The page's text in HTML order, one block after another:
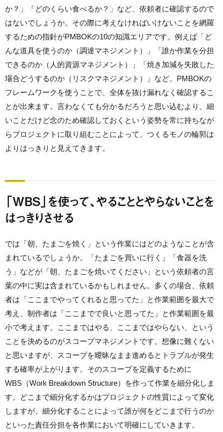
か？」「どのくらい食べるか？」など、依頼者に確認するので
はないでしょうか。その際に考えなければいけないことを網羅
するための指針がPMBOKの10の知識エリアです。例えば「ど
んな道具を使うのか（調達マネジメント）」「誰か作業を分担
できるのか（人的資源マネジメント）」「焼き加減を失敗した
場合どうするのか（リスクマネジメント）」など。PMBOKの
フレームワークを使うことで、全体を抜け漏れなく確認するこ
とが出来ます。言わなくても分かるだろうと思い込むより、細
いことだけど念のため確認しておくという姿勢を常に持ちなが
らプロジェクトに取り組むことによって、つくるモノの輪郭は
よりはっきりと見えてきます。
「WBS」を使って、やることとやらないことを
はっきりさせる
では「朝、たまごを焼く」という作業にはどのようなことが含
まれているでしょうか。「たまごを買いに行く」「食器を洗
う」などが「朝、たまごを焼いてください」という依頼者の言
葉の中に実は含まれているかもしれません。多くの場合、依頼
者は「ここまでやってくれると思ってた」と作業範囲を最大で
考え、制作者は「ここまでで良いと思ってた」と作業範囲を最
小で考えます。ここまではやる、ここまではやらない、という
ことを決めるのがスコープマネジメントです。想像に難くない
と思いますが、スコープを曖昧なまま進めるとトラブルが発生
する確率が上がります。そのスコープを定義するために
WBS（Work Breakdown Structure）を作って作業を細分化しま
す。どこまで細分化するかはプロジェクトの性質によって変化
しますが、細分化することによって誰が何をどこまで行うのか
といった責任分担を各作業において明確にしていきます。